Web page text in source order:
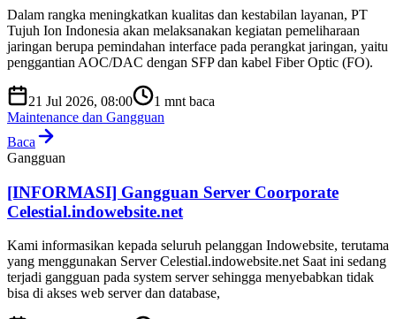
Dalam rangka meningkatkan kualitas dan kestabilan layanan, PT
Tujuh Ion Indonesia akan melaksanakan kegiatan pemeliharaan
jaringan berupa pemindahan interface pada perangkat jaringan, yaitu
penggantian AOC/DAC dengan SFP dan kabel Fiber Optic (FO).
21 Jul 2026, 08:00 1 mnt baca
Maintenance dan Gangguan
Baca
Gangguan
[INFORMASI] Gangguan Server Coorporate
Celestial.indowebsite.net
Kami informasikan kepada seluruh pelanggan Indowebsite, terutama
yang menggunakan Server Celestial.indowebsite.net Saat ini sedang
terjadi gangguan pada system server sehingga menyebabkan tidak
bisa di akses web server dan database,